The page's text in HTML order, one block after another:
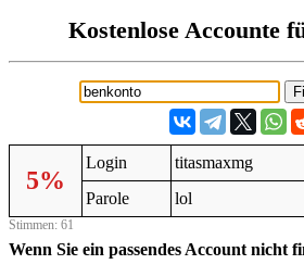
Kostenlose Accounte
5%
Login
titasmaxmg
Parole
lol
Stimmen: 61
Wenn Sie ein passendes Account nicht